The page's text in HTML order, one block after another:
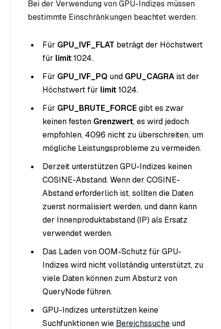
Bei der Verwendung von GPU-Indizes müssen
bestimmte Einschränkungen beachtet werden:
Für GPU_IVF_FLAT beträgt der Höchstwert
für limit1024.
Für GPU_IVF_PQ und GPU_CAGRA ist der
Höchstwert für limit1024.
Für GPU_BRUTE_FORCEgibt es zwar
keinen festen Grenzwert, es wird jedoch
empfohlen, 4096 nicht zu überschreiten, um
mögliche Leistungsprobleme zu vermeiden.
Derzeit unterstützen GPU-Indizes keinen
COSINE-Abstand. Wenn der COSINE-
Abstand erforderlich ist, sollten die Daten
zuerst normalisiert werden, und dann kann
der Innenproduktabstand (IP) als Ersatz
verwendet werden.
Das Laden von OOM-Schutz für GPU-
Indizes wird nicht vollständig unterstützt, zu
viele Daten können zum Absturz von
QueryNode führen.
GPU-Indizes unterstützen keine
Suchfunktionen wie Bereichssuche und